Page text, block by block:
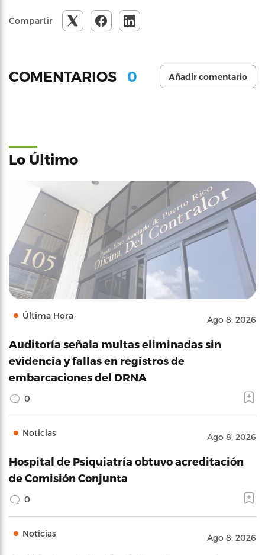
Compartir
COMENTARIOS 0 Añadir comentario
Lo Último
Última Hora Ago 8, 2026
Auditoría señala multas eliminadas sin
evidencia y fallas en registros de
embarcaciones del DRNA
0
Noticias Ago 8, 2026
Hospital de Psiquiatría obtuvo acreditación
de Comisión Conjunta
0
Noticias Ago 8, 2026